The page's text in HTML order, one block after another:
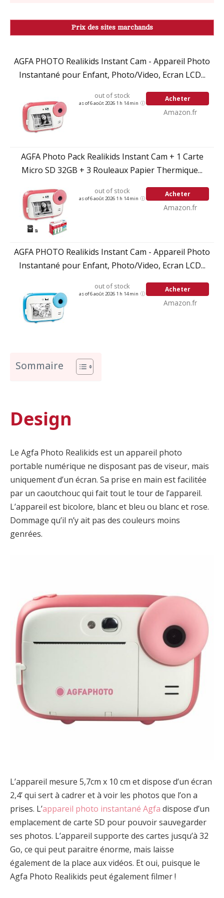
Prix des sites marchands
AGFA PHOTO Realikids Instant Cam - Appareil Photo
Instantané pour Enfant, Photo/Video, Ecran LCD...
out of stock
as of 6 août 2026 1 h 14 min
Acheter
Amazon.fr
AGFA Photo Pack Realikids Instant Cam + 1 Carte
Micro SD 32GB + 3 Rouleaux Papier Thermique...
out of stock
as of 6 août 2026 1 h 14 min
Acheter
Amazon.fr
AGFA PHOTO Realikids Instant Cam - Appareil Photo
Instantané pour Enfant, Photo/Video, Ecran LCD...
out of stock
as of 6 août 2026 1 h 14 min
Acheter
Amazon.fr
Sommaire
Design
Le Agfa Photo Realikids est un appareil photo
portable numérique ne disposant pas de viseur, mais
uniquement d’un écran. Sa prise en main est facilitée
par un caoutchouc qui fait tout le tour de l’appareil.
L’appareil est bicolore, blanc et bleu ou blanc et rose.
Dommage qu’il n’y ait pas des couleurs moins
genrées.
L’appareil mesure 5,7cm x 10 cm et dispose d’un écran
2,4’ qui sert à cadrer et à voir les photos que l’on a
prises. L’appareil photo instantané Agfa dispose d’un
emplacement de carte SD pour pouvoir sauvegarder
ses photos. L’appareil supporte des cartes jusqu’à 32
Go, ce qui peut paraitre énorme, mais laisse
également de la place aux vidéos. Et oui, puisque le
Agfa Photo Realikids peut également filmer !